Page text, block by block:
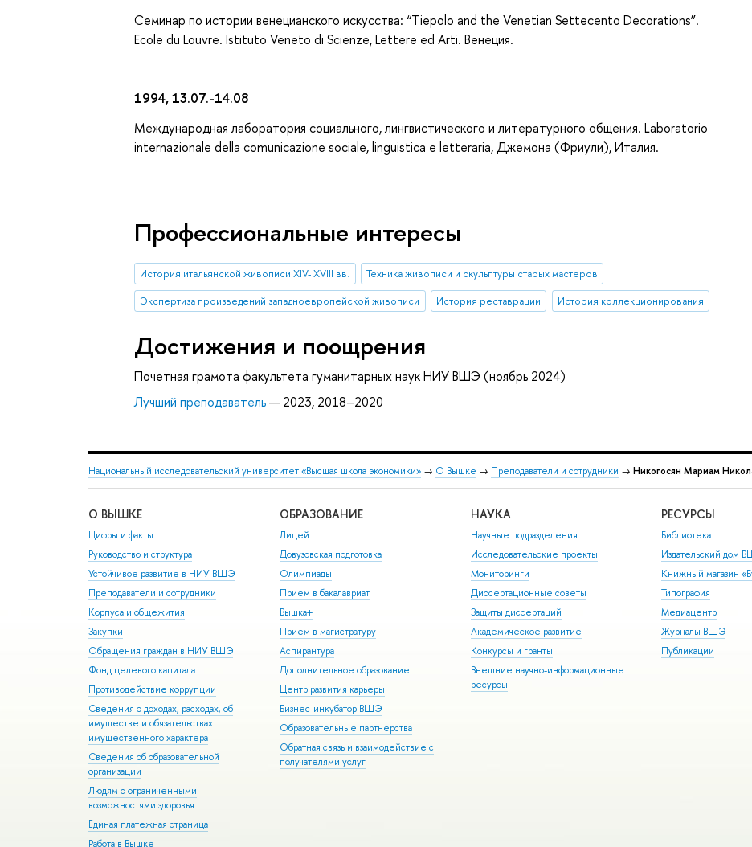
Семинар по истории венецианского искусства: “Tiepolo and the Venetian Settecento Decorations”.
Ecole du Louvre. Istituto Veneto di Scienze, Lettere ed Arti. Венеция.
1994, 13.07.-14.08
Международная лаборатория социального, лингвистического и литературного общения. Laboratorio
internazionale della comunicazione sociale, linguistica e letteraria, Джемона (Фриули), Италия.
Профессиональные интересы
История итальянской живописи XIV- XVIII вв.
Техника живописи и скульптуры старых мастеров
Экспертиза произведений западноевропейской живописи
История реставрации История коллекционирования
Достижения и поощрения
Почетная грамота факультета гуманитарных наук НИУ ВШЭ (ноябрь 2024)
Лучший преподаватель— 2023, 2018–2020
Национальный исследовательский университет «Высшая школа экономики» → О Вышке → Преподаватели и сотрудники → Никогосян Мариам
О ВЫШКЕ
Цифры и факты
Руководство и структура
Устойчивое развитие в НИУ ВШЭ
Преподаватели и сотрудники
Корпуса и общежития
Закупки
Обращения граждан в НИУ ВШЭ
Фонд целевого капитала
Противодействие коррупции
Сведения о доходах, расходах, об
имуществе и обязательствах
имущественного характера
Сведения об образовательной
организации
Людям с ограниченными
возможностями здоровья
Единая платежная страница
Работа в Вышке
ОБРАЗОВАНИЕ
Лицей
Довузовская подготовка
Олимпиады
Прием в бакалавриат
Вышка+
Прием в магистратуру
Аспирантура
Дополнительное образование
Центр развития карьеры
Бизнес-инкубатор ВШЭ
Образовательные партнерства
Обратная связь и взаимодействие с
получателями услуг
НАУКА
Научные подразделения
Исследовательские проекты
Мониторинги
Диссертационные советы
Защиты диссертаций
Академическое развитие
Конкурсы и гранты
Внешние научно-информационные
ресурсы
РЕСУРСЫ
Библиотека
Издательский дом
Книжный магазин
Типография
Медиацентр
Журналы ВШЭ
Публикации